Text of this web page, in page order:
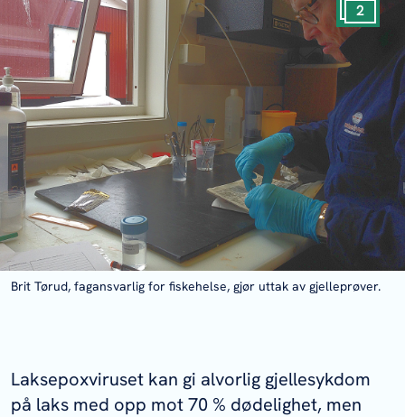
Brit Tørud, fagansvarlig for fiskehelse, gjør uttak av gjelleprøver.
2
Laksepoxviruset kan gi alvorlig gjellesykdom
på laks med opp mot 70 % dødelighet, men